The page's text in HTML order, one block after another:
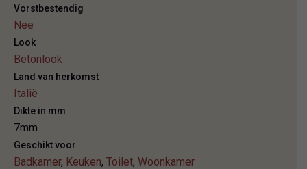
Vorstbestendig
Nee
Look
Betonlook
Land van herkomst
Italië
Dikte in mm
7mm
Geschikt voor
Badkamer, Keuken, Toilet, Woonkamer